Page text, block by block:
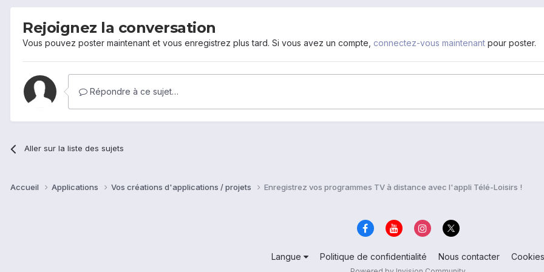
Rejoignez la conversation
Vous pouvez poster maintenant et vous enregistrez plus tard. Si vous avez un compte, connectez-vous maintenant pour poster.
Répondre à ce sujet…
Aller sur la liste des sujets
Accueil Applications Vos créations d'applications / projets Enregistrez vos programmes TV à distance avec l'appli Télé-Loisirs !
Langue Politique de confidentialité Nous contacter Cookies